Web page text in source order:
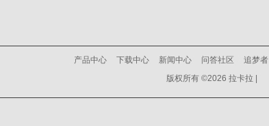
产品中心 下载中心 新闻中心 问答社区 追梦者
版权所有 ©2026 拉卡拉 |